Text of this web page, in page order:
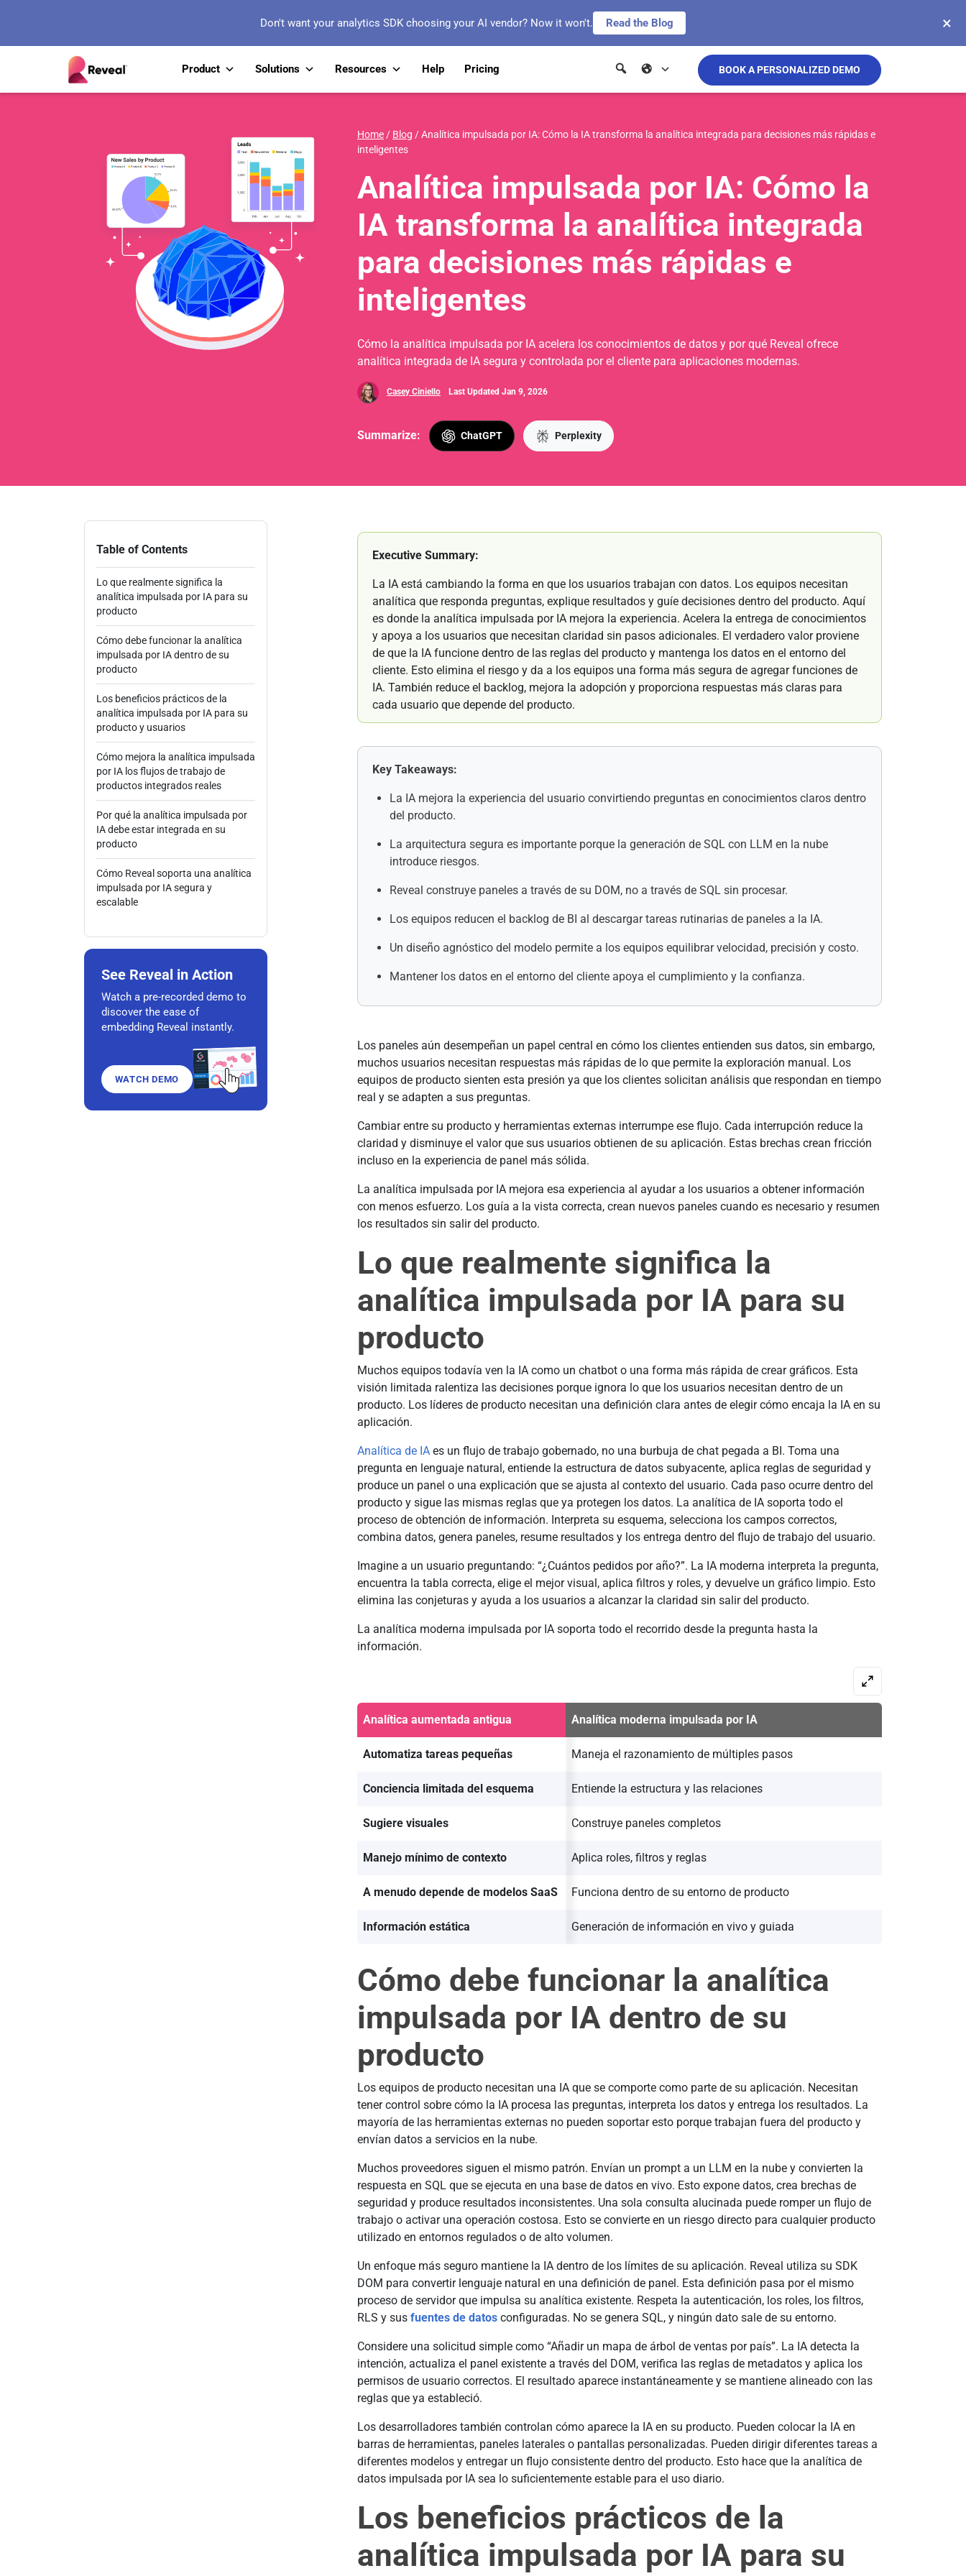
Don't want your analytics SDK choosing your AI vendor? Now it won't. Read the Blog ×
Product Solutions Resources Help Pricing BOOK A PERSONALIZED DEMO
Home / Blog /Analítica impulsada por IA: Cómo la IA transforma la analítica integrada para decisiones más rápidas e
inteligentes
Analítica impulsada por IA: Cómo la
IA transforma la analítica integrada
para decisiones más rápidas e
inteligentes
Cómo la analítica impulsada por IA acelera los conocimientos de datos y por qué Reveal ofrece
analítica integrada de IA segura y controlada por el cliente para aplicaciones modernas.
Casey Ciniello Last Updated Jan 9, 2026
Summarize: ChatGPT Perplexity
Table of Contents
Lo que realmente significa la
analítica impulsada por IA para su
producto
Cómo debe funcionar la analítica
impulsada por IA dentro de su
producto
Los beneficios prácticos de la
analítica impulsada por IA para su
producto y usuarios
Cómo mejora la analítica impulsada
por IA los flujos de trabajo de
productos integrados reales
Por qué la analítica impulsada por
IA debe estar integrada en su
producto
Cómo Reveal soporta una analítica
impulsada por IA segura y
escalable
See Reveal in Action
Watch a pre-recorded demo to
discover the ease of
embedding Reveal instantly.
WATCH DEMO
Executive Summary:
La IA está cambiando la forma en que los usuarios trabajan con datos. Los equipos necesitan
analítica que responda preguntas, explique resultados y guíe decisiones dentro del producto. Aquí
es donde la analítica impulsada por IA mejora la experiencia. Acelera la entrega de conocimientos
y apoya a los usuarios que necesitan claridad sin pasos adicionales. El verdadero valor proviene
de que la IA funcione dentro de las reglas del producto y mantenga los datos en el entorno del
cliente. Esto elimina el riesgo y da a los equipos una forma más segura de agregar funciones de
IA. También reduce el backlog, mejora la adopción y proporciona respuestas más claras para
cada usuario que depende del producto.
Key Takeaways:
La IA mejora la experiencia del usuario convirtiendo preguntas en conocimientos claros dentro
del producto.
La arquitectura segura es importante porque la generación de SQL con LLM en la nube
introduce riesgos.
Reveal construye paneles a través de su DOM, no a través de SQL sin procesar.
Los equipos reducen el backlog de BI al descargar tareas rutinarias de paneles a la IA.
Un diseño agnóstico del modelo permite a los equipos equilibrar velocidad, precisión y costo.
Mantener los datos en el entorno del cliente apoya el cumplimiento y la confianza.
Los paneles aún desempeñan un papel central en cómo los clientes entienden sus datos, sin embargo,
muchos usuarios necesitan respuestas más rápidas de lo que permite la exploración manual. Los
equipos de producto sienten esta presión ya que los clientes solicitan análisis que respondan en tiempo
real y se adapten a sus preguntas.
Cambiar entre su producto y herramientas externas interrumpe ese flujo. Cada interrupción reduce la
claridad y disminuye el valor que sus usuarios obtienen de su aplicación. Estas brechas crean fricción
incluso en la experiencia de panel más sólida.
La analítica impulsada por IA mejora esa experiencia al ayudar a los usuarios a obtener información
con menos esfuerzo. Los guía a la vista correcta, crean nuevos paneles cuando es necesario y resumen
los resultados sin salir del producto.
Lo que realmente significa la
analítica impulsada por IA para su
producto
Muchos equipos todavía ven la IA como un chatbot o una forma más rápida de crear gráficos. Esta
visión limitada ralentiza las decisiones porque ignora lo que los usuarios necesitan dentro de un
producto. Los líderes de producto necesitan una definición clara antes de elegir cómo encaja la IA en su
aplicación.
Analítica de IA es un flujo de trabajo gobernado, no una burbuja de chat pegada a BI. Toma una
pregunta en lenguaje natural, entiende la estructura de datos subyacente, aplica reglas de seguridad y
produce un panel o una explicación que se ajusta al contexto del usuario. Cada paso ocurre dentro del
producto y sigue las mismas reglas que ya protegen los datos. La analítica de IA soporta todo el
proceso de obtención de información. Interpreta su esquema, selecciona los campos correctos,
combina datos, genera paneles, resume resultados y los entrega dentro del flujo de trabajo del usuario.
Imagine a un usuario preguntando: “¿Cuántos pedidos por año?”. La IA moderna interpreta la pregunta,
encuentra la tabla correcta, elige el mejor visual, aplica filtros y roles, y devuelve un gráfico limpio. Esto
elimina las conjeturas y ayuda a los usuarios a alcanzar la claridad sin salir del producto.
La analítica moderna impulsada por IA soporta todo el recorrido desde la pregunta hasta la
información.
Analítica aumentada antigua Analítica moderna impulsada por IA
Automatiza tareas pequeñas Maneja el razonamiento de múltiples pasos
Conciencia limitada del esquema Entiende la estructura y las relaciones
Sugiere visuales Construye paneles completos
Manejo mínimo de contexto Aplica roles, filtros y reglas
A menudo depende de modelos SaaS Funciona dentro de su entorno de producto
Información estática Generación de información en vivo y guiada
Cómo debe funcionar la analítica
impulsada por IA dentro de su
producto
Los equipos de producto necesitan una IA que se comporte como parte de su aplicación. Necesitan
tener control sobre cómo la IA procesa las preguntas, interpreta los datos y entrega los resultados. La
mayoría de las herramientas externas no pueden soportar esto porque trabajan fuera del producto y
envían datos a servicios en la nube.
Muchos proveedores siguen el mismo patrón. Envían un prompt a un LLM en la nube y convierten la
respuesta en SQL que se ejecuta en una base de datos en vivo. Esto expone datos, crea brechas de
seguridad y produce resultados inconsistentes. Una sola consulta alucinada puede romper un flujo de
trabajo o activar una operación costosa. Esto se convierte en un riesgo directo para cualquier producto
utilizado en entornos regulados o de alto volumen.
Un enfoque más seguro mantiene la IA dentro de los límites de su aplicación. Reveal utiliza su SDK
DOM para convertir lenguaje natural en una definición de panel. Esta definición pasa por el mismo
proceso de servidor que impulsa su analítica existente. Respeta la autenticación, los roles, los filtros,
RLS y sus fuentes de datos configuradas. No se genera SQL, y ningún dato sale de su entorno.
Considere una solicitud simple como “Añadir un mapa de árbol de ventas por país”. La IA detecta la
intención, actualiza el panel existente a través del DOM, verifica las reglas de metadatos y aplica los
permisos de usuario correctos. El resultado aparece instantáneamente y se mantiene alineado con las
reglas que ya estableció.
Los desarrolladores también controlan cómo aparece la IA en su producto. Pueden colocar la IA en
barras de herramientas, paneles laterales o pantallas personalizadas. Pueden dirigir diferentes tareas a
diferentes modelos y entregar un flujo consistente dentro del producto. Esto hace que la analítica de
datos impulsada por IA sea lo suficientemente estable para el uso diario.
Los beneficios prácticos de la
analítica impulsada por IA para su